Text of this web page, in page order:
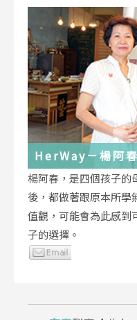
楊阿春，是四個孩子的
後，都做著跟原本所學
值觀，可能會為此感到
子的選擇。